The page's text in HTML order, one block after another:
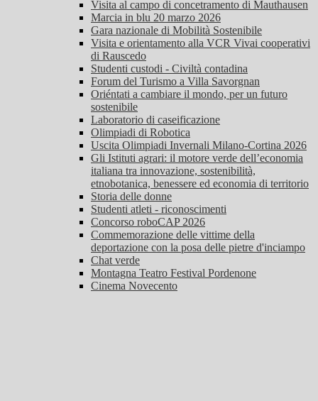
Visita al campo di concetramento di Mauthausen
Marcia in blu 20 marzo 2026
Gara nazionale di Mobilità Sostenibile
Visita e orientamento alla VCR Vivai cooperativi
di Rauscedo
Studenti custodi - Civiltà contadina
Forum del Turismo a Villa Savorgnan
Oriéntati a cambiare il mondo, per un futuro
sostenibile
Laboratorio di caseificazione
Olimpiadi di Robotica
Uscita Olimpiadi Invernali Milano-Cortina 2026
Gli Istituti agrari: il motore verde dell’economia
italiana tra innovazione, sostenibilità,
etnobotanica, benessere ed economia di territorio
Storia delle donne
Studenti atleti - riconoscimenti
Concorso roboCAP 2026
Commemorazione delle vittime della
deportazione con la posa delle pietre d'inciampo
Chat verde
Montagna Teatro Festival Pordenone
Cinema Novecento